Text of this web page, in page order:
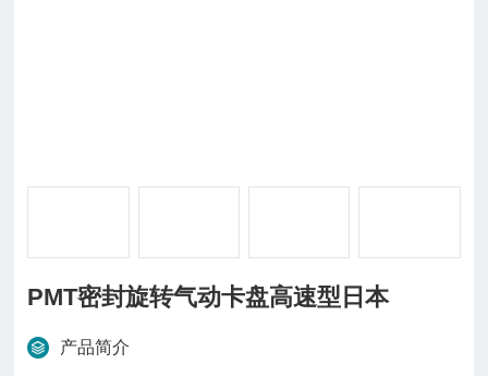
PMT密封旋转气动卡盘高速型日本
产品简介